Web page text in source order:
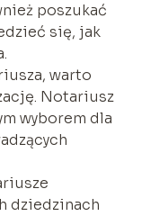
poszukać
się, jak
warto
Notariusz
wyborem dla
dziedzinach